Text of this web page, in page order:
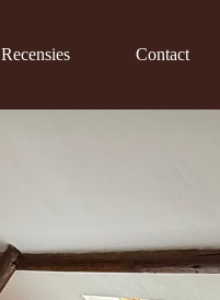
Recensies Contact